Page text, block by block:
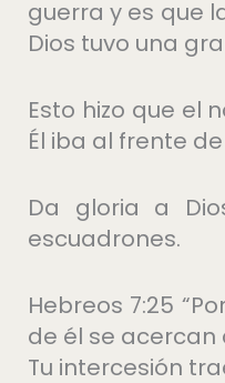
guerra y es que
Dios tuvo una
Esto hizo que el
Él iba al frente
Da gloria a
escuadrones.
Hebreos 7:25
de él se acercan
Tu intercesión